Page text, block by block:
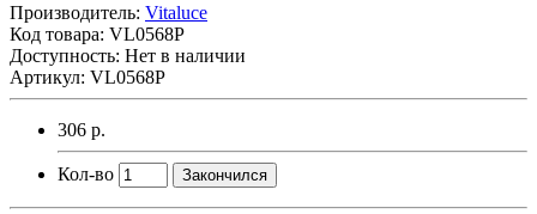
Производитель: Vitaluce
Код товара: VL0568P
Доступность: Нет в наличии
Артикул: VL0568P
306 р.
Кол-во Закончился